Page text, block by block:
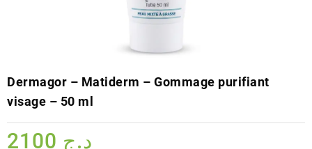
Dermagor – Matiderm – Gommage purifiant
visage – 50 ml
د.ج